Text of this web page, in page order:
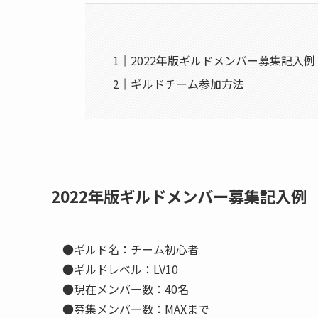
2022年版ギルドメンバー募集記入例
ギルドチーム参加方法
2022年版ギルドメンバー募集記入例
●ギルド名：チーム初心者
●ギルドレベル：LV10
●現在メンバー数：40名
●募集メンバー数：MAXまで